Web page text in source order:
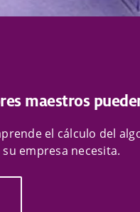
maestros
el cálculo del
empresa necesita.